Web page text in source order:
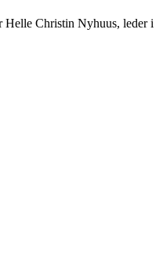
Helle Christin Nyhuus, leder i